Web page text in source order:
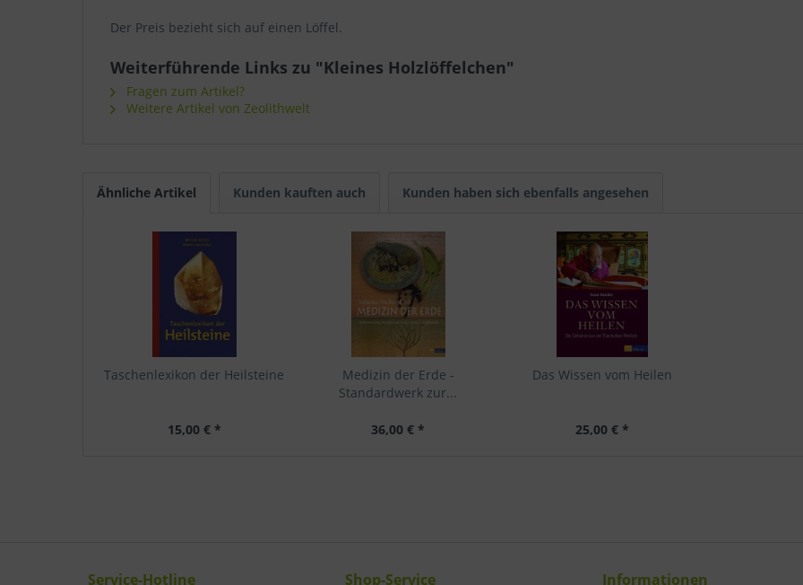
Der Preis bezieht sich auf einen Löffel.
Weiterführende Links zu "Kleines Holzlöffelchen"
Fragen zum Artikel?
Weitere Artikel von Zeolithwelt
Ähnliche Artikel Kunden kauften auch Kunden haben sich ebenfalls angesehen
Taschenlexikon der Heilsteine
15,00 € *
Medizin der Erde -
Standardwerk zur...
36,00 € *
Das Wissen vom Heilen
25,00 € *
Service-Hotline Shop-Service Informationen